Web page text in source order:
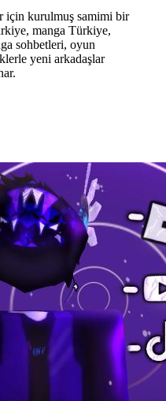
için kurulmuş samimi bir
manga Türkiye,
sohbetleri, oyun
yeni arkadaşlar